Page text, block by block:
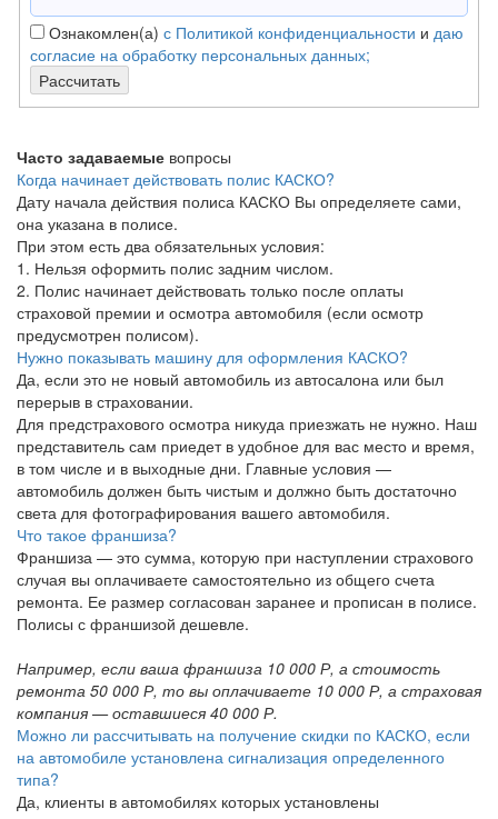
Ознакомлен(а) с Политикой конфиденциальности и даю
согласие на обработку персональных данных;
Рассчитать
Часто задаваемые вопросы
Когда начинает действовать полис КАСКО?
Дату начала действия полиса КАСКО Вы определяете сами,
она указана в полисе.
При этом есть два обязательных условия:
1. Нельзя оформить полис задним числом.
2. Полис начинает действовать только после оплаты
страховой премии и осмотра автомобиля (если осмотр
предусмотрен полисом).
Нужно показывать машину для оформления КАСКО?
Да, если это не новый автомобиль из автосалона или был
перерыв в страховании.
Для предстрахового осмотра никуда приезжать не нужно. Наш
представитель сам приедет в удобное для вас место и время,
в том числе и в выходные дни. Главные условия —
автомобиль должен быть чистым и должно быть достаточно
света для фотографирования вашего автомобиля.
Что такое франшиза?
Франшиза — это сумма, которую при наступлении страхового
случая вы оплачиваете самостоятельно из общего счета
ремонта. Ее размер согласован заранее и прописан в полисе.
Полисы с франшизой дешевле.
Например, если ваша франшиза 10 000 Р, а стоимость
ремонта 50 000 Р, то вы оплачиваете 10 000 Р, а страховая
компания — оставшиеся 40 000 Р.
Можно ли рассчитывать на получение скидки по КАСКО, если
на автомобиле установлена сигнализация определенного
типа?
Да, клиенты в автомобилях которых установлены